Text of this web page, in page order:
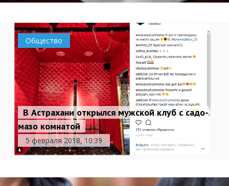
Общество
В Астрахани открылся мужской клуб с садо-
мазо комнатой
5 февраля 2018, 10:39